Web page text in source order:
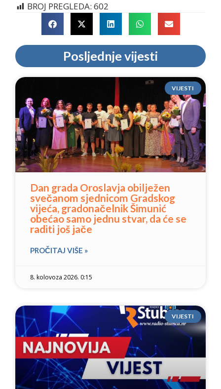
BROJ PREGLEDA: 602
Posljednje vijesti
VIJESTI
Dan grada Oroslavja obilježen
svečanom sjednicom Gradskog
vijeća, gradonačelnik Šimunić
obećao samo jednu stvar, da će se
raditi još jače
PROČITAJ VIŠE »
8. kolovoza 2026. 0:15
VIJESTI